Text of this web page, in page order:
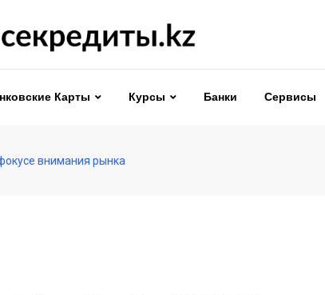
Карты Курсы Банки Сервисы
внимания рынка